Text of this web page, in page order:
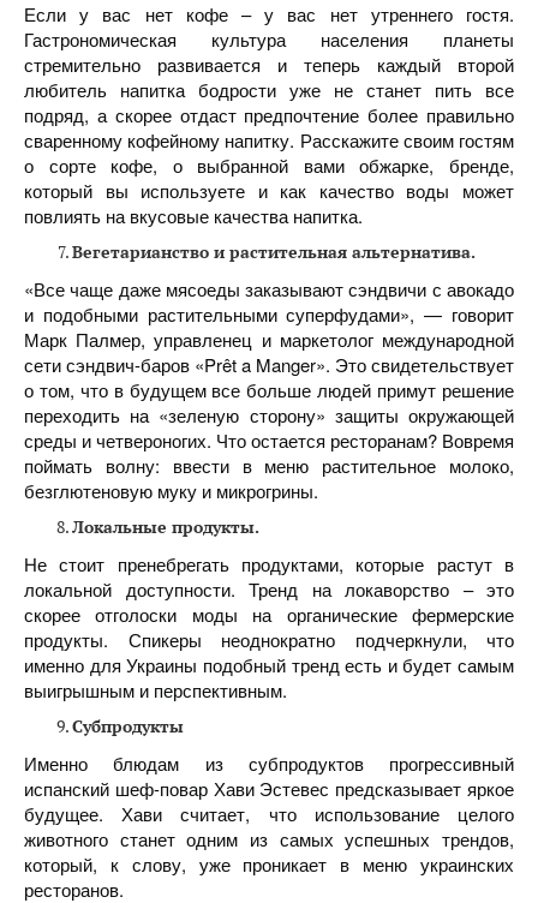
Если у вас нет кофе – у вас нет утреннего гостя.
Гастрономическая культура населения планеты
стремительно развивается и теперь каждый второй
любитель напитка бодрости уже не станет пить все
подряд, а скорее отдаст предпочтение более правильно
сваренному кофейному напитку. Расскажите своим гостям
о сорте кофе, о выбранной вами обжарке, бренде,
который вы используете и как качество воды может
повлиять на вкусовые качества напитка.
Вегетарианство и растительная альтернатива.
«Все чаще даже мясоеды заказывают сэндвичи с авокадо
и подобными растительными суперфудами», — говорит
Марк Палмер, управленец и маркетолог международной
сети сэндвич-баров «Prêt a Manger». Это свидетельствует
о том, что в будущем все больше людей примут решение
переходить на «зеленую сторону» защиты окружающей
среды и четвероногих. Что остается ресторанам? Вовремя
поймать волну: ввести в меню растительное молоко,
безглютеновую муку и микрогрины.
Локальные продукты.
Не стоит пренебрегать продуктами, которые растут в
локальной доступности. Тренд на локаворство – это
скорее отголоски моды на органические фермерские
продукты. Спикеры неоднократно подчеркнули, что
именно для Украины подобный тренд есть и будет самым
выигрышным и перспективным.
Субпродукты
Именно блюдам из субпродуктов прогрессивный
испанский шеф-повар Хави Эстевес предсказывает яркое
будущее. Хави считает, что использование целого
животного станет одним из самых успешных трендов,
который, к слову, уже проникает в меню украинских
ресторанов.